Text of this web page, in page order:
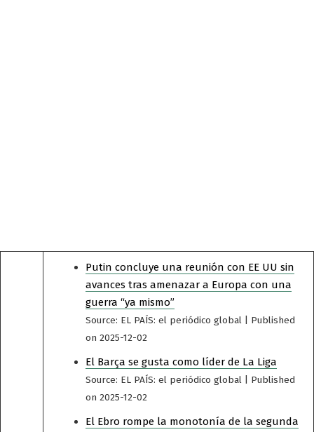
Putin concluye una reunión con EE UU sin
avances tras amenazar a Europa con una
guerra “ya mismo”
Source: EL PAÍS: el periódico global
Published
on 2025-12-02
El Barça se gusta como líder de La Liga
Source: EL PAÍS: el periódico global
Published
on 2025-12-02
El Ebro rompe la monotonía de la segunda